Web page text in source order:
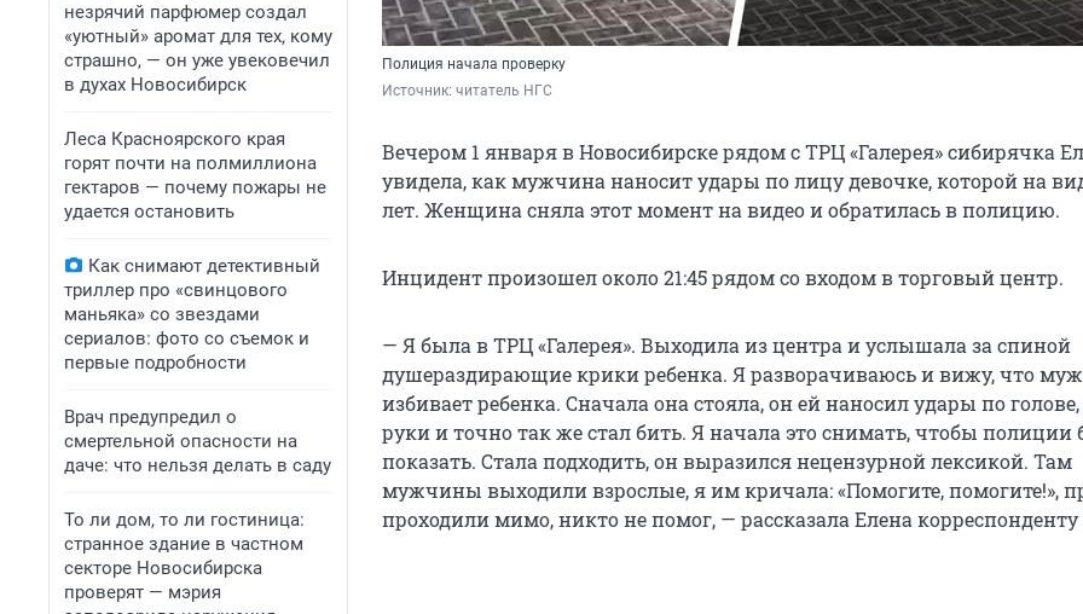
незрячий парфюмер создал
«уютный» аромат для тех, кому
страшно, — он уже увековечил
в духах Новосибирск
Леса Красноярского края
горят почти на полмиллиона
гектаров — почему пожары не
удается остановить
Как снимают детективный
триллер про «свинцового
маньяка» со звездами
сериалов: фото со съемок и
первые подробности
Врач предупредил о
смертельной опасности на
даче: что нельзя делать в саду
То ли дом, то ли гостиница:
странное здание в частном
секторе Новосибирска
проверят — мэрия
Полиция начала проверку
Источник: читатель НГС
Вечером 1 января в Новосибирске рядом с ТРЦ «Галерея» сибирячка
увидела, как мужчина наносит удары по лицу девочке, которой на
лет. Женщина сняла этот момент на видео и обратилась в полицию.
Инцидент произошел около 21:45 рядом со входом в торговый центр.
— Я была в ТРЦ «Галерея». Выходила из центра и услышала за спиной
душераздирающие крики ребенка. Я разворачиваюсь и вижу, что
избивает ребенка. Сначала она стояла, он ей наносил удары по
руки и точно так же стал бить. Я начала это снимать, чтобы полиции
показать. Стала подходить, он выразился нецензурной лексикой. Там
мужчины выходили взрослые, я им кричала: «Помогите, помогите!»,
проходили мимо, никто не помог, — рассказала Елена корреспонденту